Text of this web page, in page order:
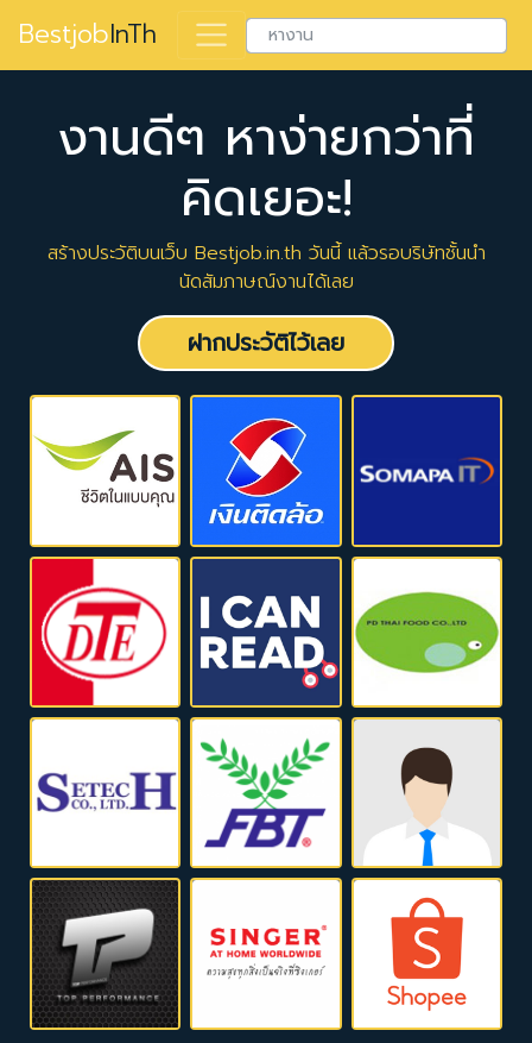
BestjobInTh
งานดีๆ หาง่ายกว่าที่
คิดเยอะ!
สร้างประวัติบนเว็บ Bestjob.in.th วันนี้ แล้วรอบริษัทชั้นนำ
นัดสัมภาษณ์งานได้เลย
ฝากประวัติไว้เลย